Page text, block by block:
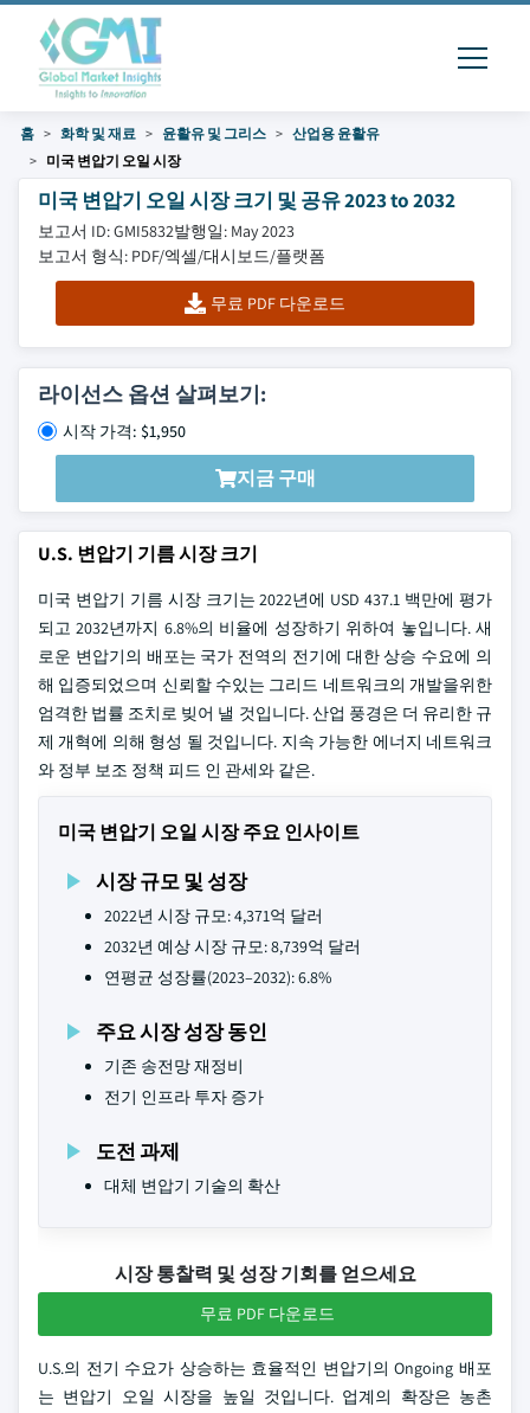
홈 화학 및 재료 윤활유 및 그리스
산업용 윤활유
미국 변압기 오일 시장
미국 변압기 오일 시장 크기 및 공유 2023 to 2032
보고서 ID: GMI5832발행일: May 2023
보고서 형식: PDF/엑셀/대시보드/플랫폼
무료 PDF 다운로드
라이선스 옵션 살펴보기:
시작 가격: $1,950
지금 구매
U.S. 변압기 기름 시장 크기
미국 변압기 기름 시장 크기는 2022년에 USD 437.1 백만에 평가
되고 2032년까지 6.8%의 비율에 성장하기 위하여 놓입니다. 새
로운 변압기의 배포는 국가 전역의 전기에 대한 상승 수요에 의
해 입증되었으며 신뢰할 수있는 그리드 네트워크의 개발을위한
엄격한 법률 조치로 빚어 낼 것입니다. 산업 풍경은 더 유리한 규
제 개혁에 의해 형성 될 것입니다. 지속 가능한 에너지 네트워크
와 정부 보조 정책 피드 인 관세와 같은.
미국 변압기 오일 시장 주요 인사이트
시장 규모 및 성장
2022년 시장 규모: 4,371억 달러
2032년 예상 시장 규모: 8,739억 달러
연평균 성장률(2023–2032): 6.8%
주요 시장 성장 동인
기존 송전망 재정비
전기 인프라 투자 증가
도전 과제
대체 변압기 기술의 확산
시장 통찰력 및 성장 기회를 얻으세요
무료 PDF 다운로드
U.S.의 전기 수요가 상승하는 효율적인 변압기의 Ongoing 배포
는 변압기 오일 시장을 높일 것입니다. 업계의 확장은 농촌